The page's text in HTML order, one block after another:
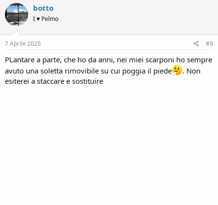
botto
I ♥ Pelmo
7 Aprile 2025 #8
PLantare a parte, che ho da anni, nei miei scarponi ho sempre
avuto una soletta rimovibile su cui poggia il piede
. Non
esiterei a staccare e sostituire